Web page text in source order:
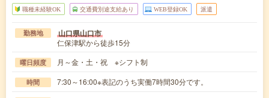
職種未経験OK 交通費別途支給あり WEB登録OK 派遣
勤務地 山口県山口市
仁保津駅から徒歩15分
曜日頻度 月～金・土・祝 ※シフト制
時間 7:30～16:00※表記のうち実働7時間30分です。